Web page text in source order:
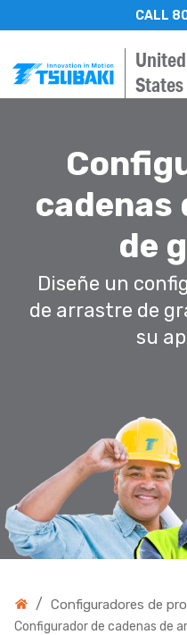
United
States
CALL
cadenas
de
Diseñe un
de arrastre de
su
/ Configuradores de
Configurador de cadenas de